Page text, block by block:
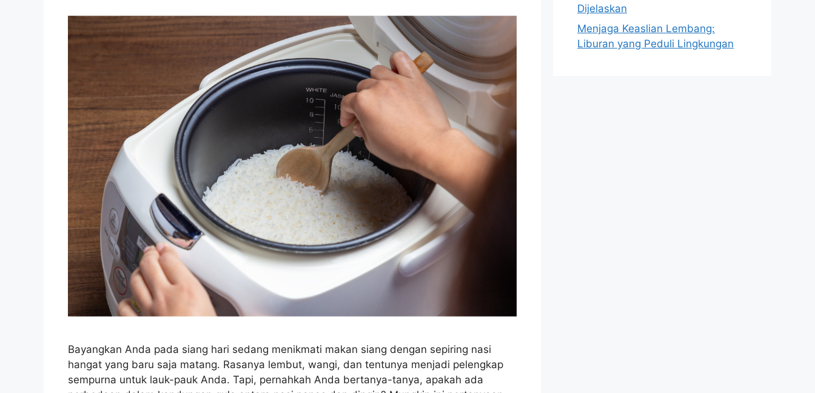
Bayangkan Anda pada siang hari sedang menikmati makan siang dengan sepiring nasi
hangat yang baru saja matang. Rasanya lembut, wangi, dan tentunya menjadi pelengkap
sempurna untuk lauk-pauk Anda. Tapi, pernahkah Anda bertanya-tanya, apakah ada
Dijelaskan
Menjaga Keaslian Lembang:
Liburan yang Peduli Lingkungan